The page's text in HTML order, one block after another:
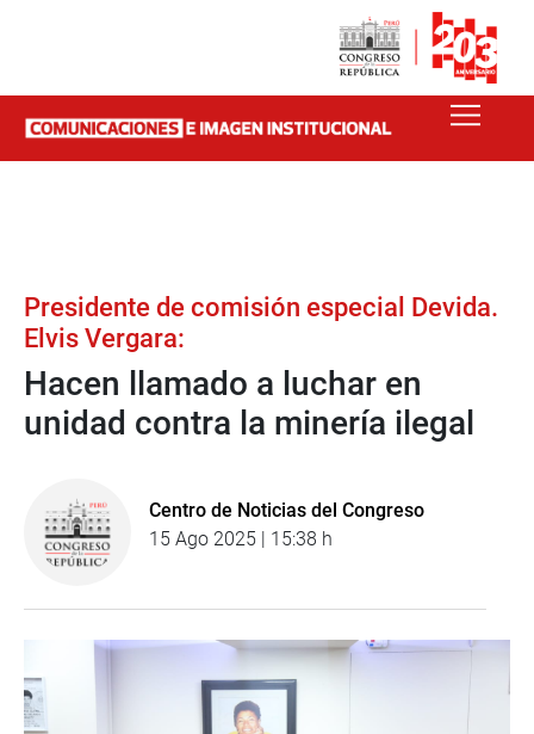
Presidente de comisión especial Devida.
Elvis Vergara:
Hacen llamado a luchar en
unidad contra la minería ilegal
Centro de Noticias del Congreso
15 Ago 2025 | 15:38 h